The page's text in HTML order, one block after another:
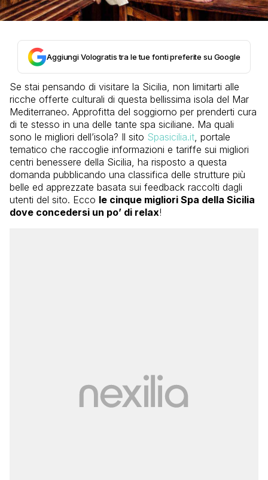
Aggiungi Vologratis tra le tue fonti preferite su Google
Se stai pensando di visitare la Sicilia, non limitarti alle
ricche offerte culturali di questa bellissima isola del Mar
Mediterraneo. Approfitta del soggiorno per prenderti cura
di te stesso in una delle tante spa siciliane. Ma quali
sono le migliori dell’isola? Il sito Spasicilia.it, portale
tematico che raccoglie informazioni e tariffe sui migliori
centri benessere della Sicilia, ha risposto a questa
domanda pubblicando una classifica delle strutture più
belle ed apprezzate basata sui feedback raccolti dagli
utenti del sito. Ecco le cinque migliori Spa della Sicilia
dove concedersi un po’ di relax!